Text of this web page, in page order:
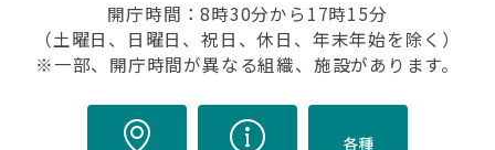
開庁時間：8時30分から17時15分
（土曜日、日曜日、祝日、休日、年末年始を除く）
※一部、開庁時間が異なる組織、施設があります。